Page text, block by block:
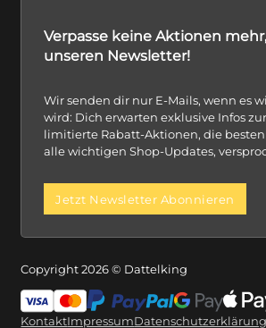
Verpasse keine Aktionen
unseren Newsletter!
Wir senden dir nur E-Mails, wenn es
wird: Dich erwarten exklusive Infos
limitierte Rabatt-Aktionen, die
alle wichtigen Shop-Updates,
Jetzt Newsletter Abonnieren
Copyright 2026 © Dattelking
KontaktImpressum